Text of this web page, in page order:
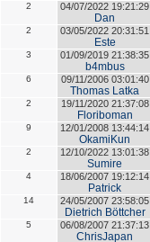
2 04/07/2022 19:21:29
Dan
2 03/05/2022 20:31:51
Este
3 01/09/2019 21:38:35
b4mbus
6 09/11/2006 03:01:40
Thomas Latka
2 19/11/2020 21:37:08
Floriboman
9 12/01/2008 13:44:14
OkamiKun
2 12/10/2022 13:01:38
Sumire
4 18/06/2007 19:12:14
Patrick
14 24/05/2007 23:58:05
Dietrich Böttcher
5 06/08/2007 21:37:13
ChrisJapan